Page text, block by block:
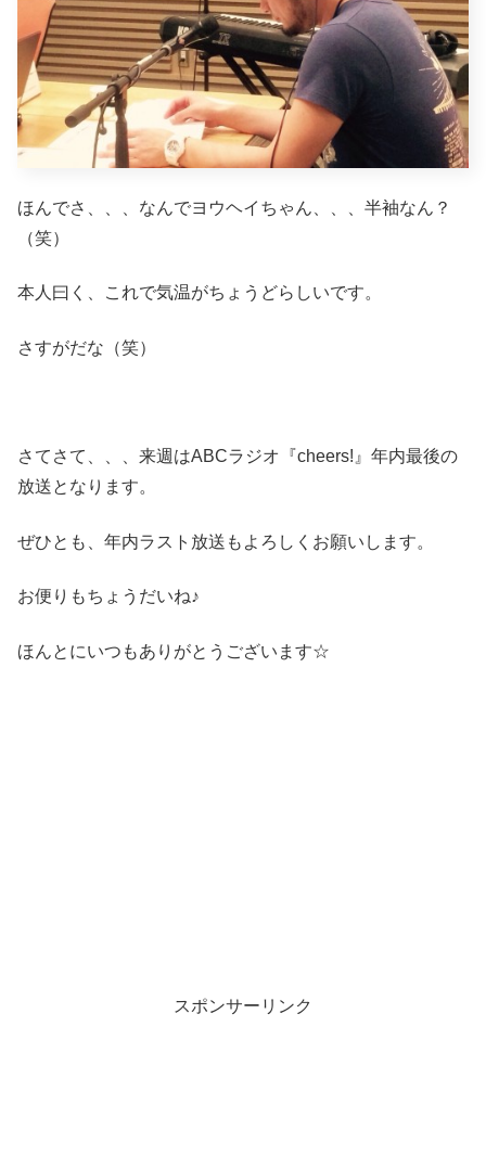
ほんでさ、、、なんでヨウヘイちゃん、、、半袖なん？
（笑）
本人曰く、これで気温がちょうどらしいです。
さすがだな（笑）
さてさて、、、来週はABCラジオ『cheers!』年内最後の
放送となります。
ぜひとも、年内ラスト放送もよろしくお願いします。
お便りもちょうだいね♪
ほんとにいつもありがとうございます☆
スポンサーリンク